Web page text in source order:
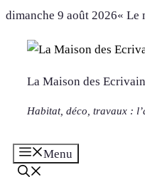
Aller
contenu
dimanche 9 août 2026« Le
La Maison des
Habitat, déco, travaux :
Menu